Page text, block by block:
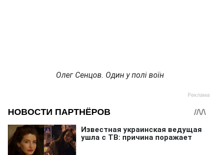
Олег Сенцов. Один у полі воїн